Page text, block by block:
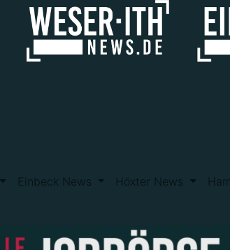
Einbeck News Höxter News